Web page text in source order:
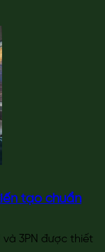
tạo chuẩn
và 3PN được thiết